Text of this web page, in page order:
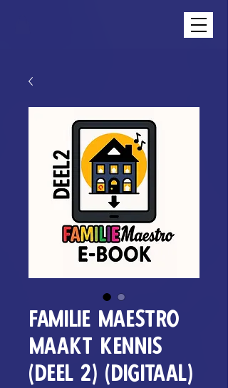
Familie Maestro
maakt kennis
(deel 2) (digitaal)